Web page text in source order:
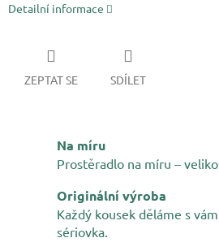
Detailní informace
ZEPTAT SE SDÍLET
Na míru
Prostěradlo na míru –
Originální výroba
Každý kousek děláme s
sériovka.